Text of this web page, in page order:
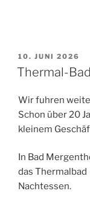
AM
10. JUNI 2026
Thermal-
Wir fuhren
Schon über 20
kleinem
In Bad
das
Nachtessen.